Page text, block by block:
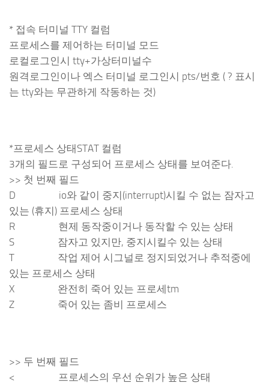
* 접속 터미널 TTY 컬럼
프로세스를 제어하는 터미널 모드
로컬로그인시 tty+가상터미널수
원격로그인이나 엑스 터미널 로그인시 pts/번호 ( ? 표시
는 tty와는 무관하게 작동하는 것)
*프로세스 상태STAT 컬럼
3개의 필드로 구성되어 프로세스 상태를 보여준다.
>> 첫 번째 필드
D io와 같이 중지(interrupt)시킬 수 없는 잠자고
있는 (휴지) 프로세스 상태
R 현제 동작중이거나 동작할 수 있는 상태
S 잠자고 있지만, 중지시킬수 있는 상태
T 작업 제어 시그널로 정지되었거나 추적중에
있는 프로세스 상태
X 완전히 죽어 있는 프로세tm
Z 죽어 있는 좀비 프로세스
>> 두 번째 필드
< 프로세스의 우선 순위가 높은 상태